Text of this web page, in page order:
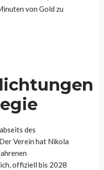
von Gold zu
des
Verein hat Nikola
offiziell bis 2028